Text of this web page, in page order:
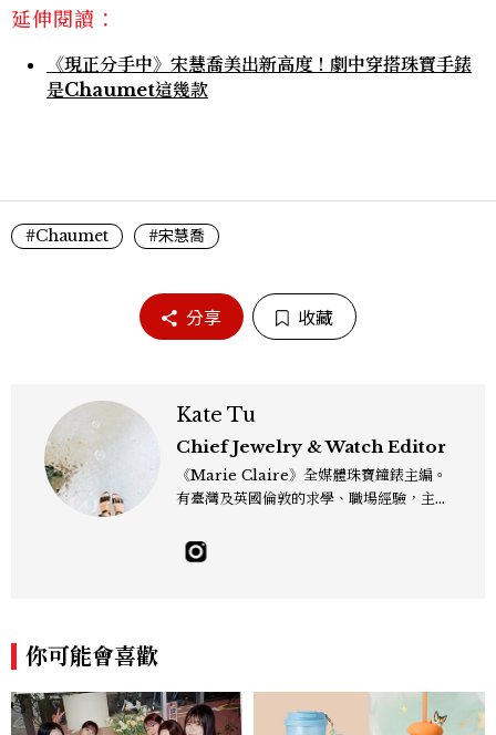
延伸閱讀：
《現正分手中》宋慧喬美出新高度！劇中穿搭珠寶手錶
是Chaumet這幾款
#Chaumet #宋慧喬
分享 收藏
Kate Tu
Chief Jewelry & Watch Editor
《Marie Claire》全媒體珠寶鐘錶主編。
有臺灣及英國倫敦的求學、職場經驗，主修
佳人》編輯工作內容，包括錶展等國際活動
採訪、珠寶市場動態等專題，及視覺拍攝執
你可能會喜歡